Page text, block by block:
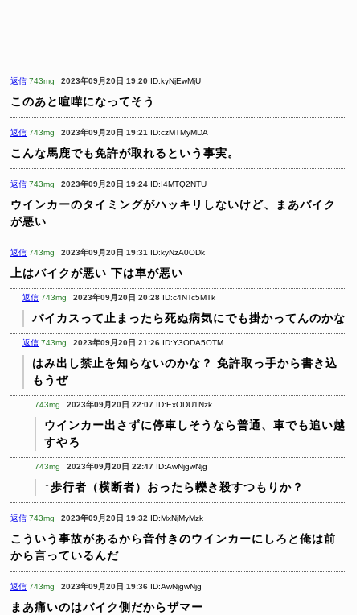
返信 743mg 2023年09月20日 19:20 ID:kyNjEwMjU
このあと喧嘩になってそう
返信 743mg 2023年09月20日 19:21 ID:czMTMyMDA
こんな馬鹿でも免許が取れるという事実。
返信 743mg 2023年09月20日 19:24 ID:I4MTQ2NTU
ウインカーのタイミングがハッキリしないけど、まあバイク
が悪い
返信 743mg 2023年09月20日 19:31 ID:kyNzA0ODk
上はバイクが悪い 下は車が悪い
返信 743mg 2023年09月20日 20:28 ID:c4NTc5MTk
バイカスって止まったら死ぬ病気にでも掛かってんのかな
返信 743mg 2023年09月20日 21:26 ID:Y3ODA5OTM
はみ出し禁止を知らないのかな？ 免許取っ手から書き込
もうぜ
743mg 2023年09月20日 22:07 ID:ExODU1Nzk
ウインカー出さずに停車しそうなら普通、車でも追い越
すやろ
743mg 2023年09月20日 22:47 ID:AwNjgwNjg
↑歩行者（横断者）おったら轢き殺すつもりか？
返信 743mg 2023年09月20日 19:32 ID:MxNjMyMzk
こういう事故があるから音付きのウインカーにしろと俺は前
から言っているんだ
返信 743mg 2023年09月20日 19:36 ID:AwNjgwNjg
まあ痛いのはバイク側だからザマー